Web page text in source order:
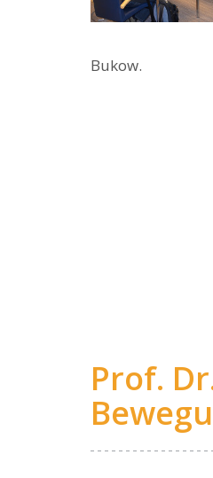
Bukow.
Prof.